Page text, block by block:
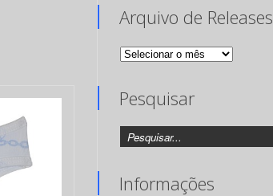
Arquivo de Releases
Arquivo
Pesquisar
Informações